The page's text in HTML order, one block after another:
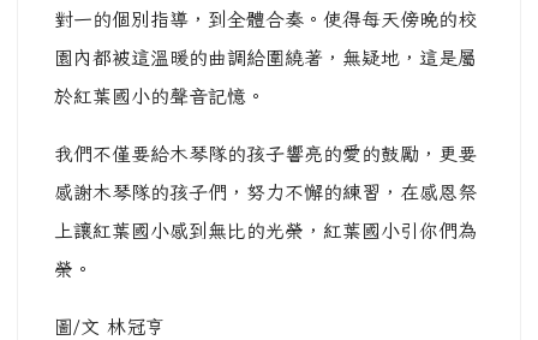
對一的個別指導，到全體合奏。使得每天傍晚的校
園內都被這溫暖的曲調給圍繞著，無疑地，這是屬
於紅葉國小的聲音記憶。
我們不僅要給木琴隊的孩子響亮的愛的鼓勵，更要
感謝木琴隊的孩子們，努力不懈的練習，在感恩祭
上讓紅葉國小感到無比的光榮，紅葉國小引你們為
榮。
圖/文 林冠亨